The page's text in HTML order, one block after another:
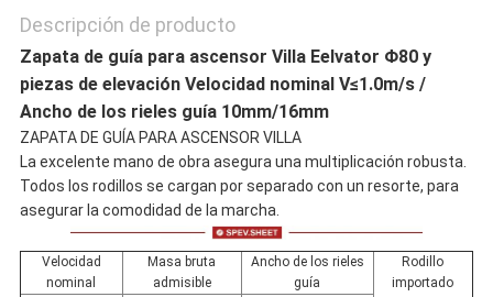
Descripción de producto
Zapata de guía para ascensor Villa Eelvator Φ80 y
piezas de elevación Velocidad nominal V≤1.0m/s /
Ancho de los rieles guía 10mm/16mm
ZAPATA DE GUÍA PARA ASCENSOR VILLA
La excelente mano de obra asegura una multiplicación robusta.
Todos los rodillos se cargan por separado con un resorte, para
asegurar la comodidad de la marcha.
Velocidad
nominal
Masa bruta
admisible
Ancho de los rieles
guía
Rodillo
importado